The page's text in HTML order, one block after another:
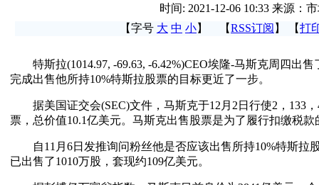
时间: 2021-12-06 10:33 来源：
【字号 大 中 小】 【RSS订阅 】 【打
特斯拉(1014.97, -69.63, -6.42%)CEO埃隆-马斯克周四出售
完成出售他所持10%特斯拉股票的目标更近了一步。
据美国证交会(SEC)文件，马斯克于12月2日行使2，133，
票，总价值10.1亿美元。马斯克出售股票是为了履行扣缴税款
自11月6日发推询问粉丝他是否应该出售所持10%特斯拉
已出售了1010万股，套现约109亿美元。